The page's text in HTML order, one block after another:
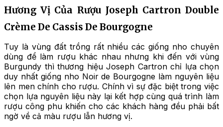
Hương Vị Của Rượu Joseph Cartron Double
Crème De Cassis De Bourgogne
Tuy là vùng đất trồng rất nhiều các giống nho chuyên
dùng để làm rượu khác nhau nhưng khi đến với vùng
Burgundy thì thương hiệu Joseph Cartron chỉ lựa chọn
duy nhất giống nho Noir de Bourgogne làm nguyên liệu
lên men chính cho rượu. Chính vì sự đặc biệt trong việc
chọn lựa nguyên liệu này lại kết hợp cùng quá trình làm
rượu công phu khiến cho các khách hàng đều phải bất
ngờ về cả màu rượu lẫn hương vị.